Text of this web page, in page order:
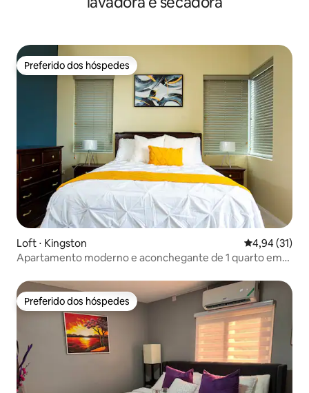
Preferido dos hóspedes
Preferido dos hóspedes
Loft ⋅ Kingston 4,94 de uma
4,94 (31)
Apartamento moderno e aconchegante de 1 quarto em
Preferido dos hóspedes
Preferido dos hóspedes